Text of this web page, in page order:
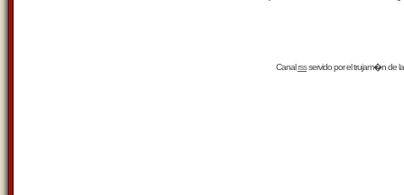
Canalrssservido por eltrujam�nde